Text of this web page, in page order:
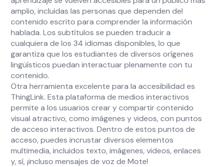
amplio, incluidas las personas que dependen del
contenido escrito para comprender la información
hablada. Los subtítulos se pueden traducir a
cualquiera de los 34 idiomas disponibles, lo que
garantiza que los estudiantes de diversos orígenes
lingüísticos puedan interactuar plenamente con tu
contenido.
Otra herramienta excelente para la accesibilidad es
ThingLink. Esta plataforma de medios interactivos
permite a los usuarios crear y compartir contenido
visual atractivo, como imágenes y videos, con puntos
de acceso interactivos. Dentro de estos puntos de
acceso, puedes incrustar diversos elementos
multimedia, incluidos texto, imágenes, videos, enlaces
y, sí, ¡incluso mensajes de voz de Mote!